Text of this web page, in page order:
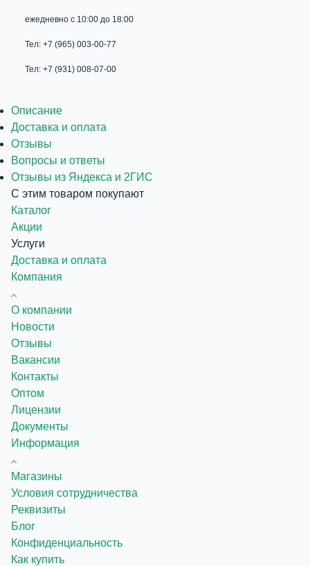
ежедневно с 10:00 до 18:00
Тел: +7 (965) 003-00-77
Тел: +7 (931) 008-07-00
Описание
Доставка и оплата
Отзывы
Вопросы и ответы
Отзывы из Яндекса и 2ГИС
С этим товаром покупают
Каталог
Акции
Услуги
Доставка и оплата
Компания
О компании
Новости
Отзывы
Вакансии
Контакты
Оптом
Лицензии
Документы
Информация
Магазины
Условия сотрудничества
Реквизиты
Блог
Конфиденциальность
Как купить